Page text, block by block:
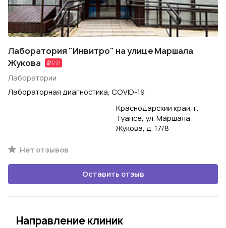
Лаборатория "Инвитро" на улице Маршала
Жукова
Лаборатории
Лабораторная диагностика, COVID-19
Краснодарский край, г.
Туапсе, ул. Маршала
Жукова, д. 17/8
Нет отзывов
Оставить отзыв
Направление клиник